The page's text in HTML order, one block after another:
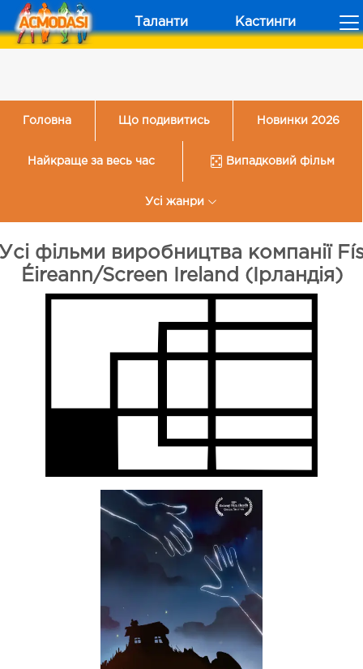
Таланти Кастинги
Головна Що подивитись Новинки 2026
Найкраще за весь час Випадковий фільм
Усі жанри
фільми виробництва компанії
Éireann/Screen Ireland (Ірландія)